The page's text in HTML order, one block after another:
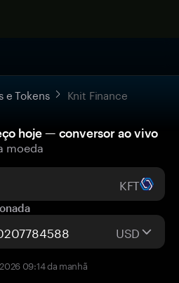
e Tokens Knit Finance
hoje — conversor ao vivo
moeda
KFT
USD
09:14 da manhã